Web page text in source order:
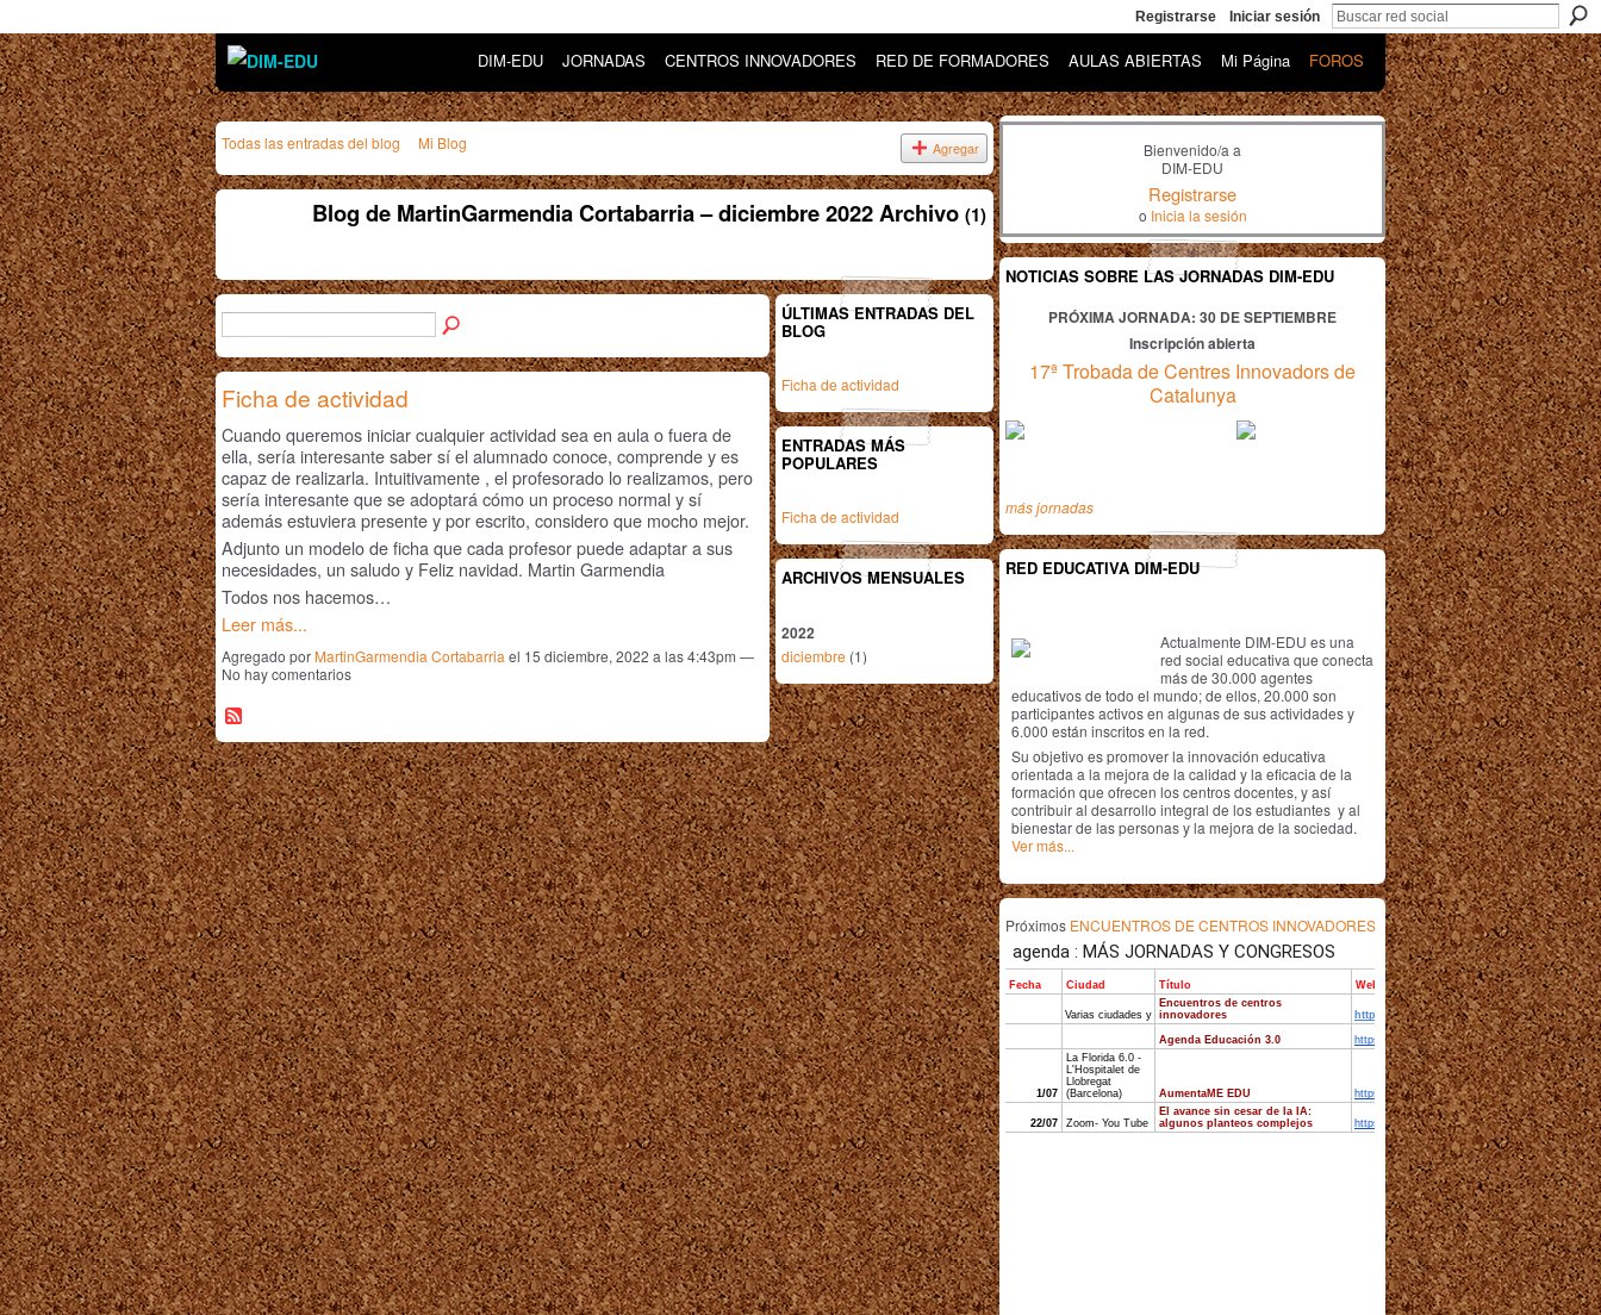
Registrarse Iniciar sesión
DIM-EDU JORNADAS CENTROS INNOVADORES RED DE FORMADORES AULAS ABIERTAS Mi Página FOROS
Todas las entradas del blog Mi Blog Agregar
Blog de MartinGarmendia Cortabarria – diciembre 2022 Archivo (1)
Ficha de actividad
Cuando queremos iniciar cualquier actividad sea en aula o fuera de
ella, sería interesante saber sí el alumnado conoce, comprende y es
capaz de realizarla. Intuitivamente , el profesorado lo realizamos, pero
sería interesante que se adoptará cómo un proceso normal y sí
además estuviera presente y por escrito, considero que mocho mejor.
Adjunto un modelo de ficha que cada profesor puede adaptar a sus
necesidades, un saludo y Feliz navidad. Martin Garmendia
Todos nos hacemos…
Leer más...
Agregado por MartinGarmendia Cortabarria el 15 diciembre, 2022 a las 4:43pm —
No hay comentarios
ÚLTIMAS ENTRADAS DEL
BLOG
Ficha de actividad
ENTRADAS MÁS
POPULARES
Ficha de actividad
ARCHIVOS MENSUALES
2022
diciembre (1)
Bienvenido/a a
DIM-EDU
Registrarse
o Inicia la sesión
NOTICIAS SOBRE LAS JORNADAS DIM-EDU
PRÓXIMA JORNADA: 30 DE SEPTIEMBRE
Inscripción abierta
17ª Trobada de Centres Innovadors de
Catalunya
más jornadas
RED EDUCATIVA DIM-EDU
Actualmente DIM-EDU es una
red social educativa que conecta
más de 30.000 agentes
educativos de todo el mundo; de ellos, 20.000 son
participantes activos en algunas de sus actividades y
6.000 están inscritos en la red.
Su objetivo es promover la innovación educativa
orientada a la mejora de la calidad y la eficacia de la
formación que ofrecen los centros docentes, y así
contribuir al desarrollo integral de los estudiantes y al
bienestar de las personas y la mejora de la sociedad.
Ver más...
Próximos ENCUENTROS DE CENTROS INNOVADORES